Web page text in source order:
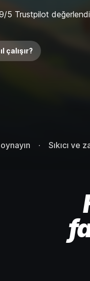
5 Trustpilot
çalışır?
Sıkıcı ve